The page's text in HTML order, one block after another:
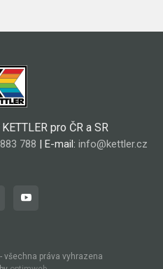
pro ČR a SR
788 | E-mail: info@kettler.cz
všechna práva vyhrazena